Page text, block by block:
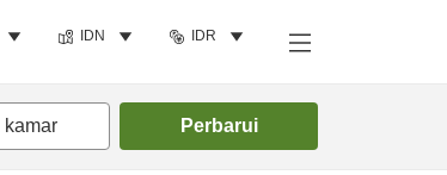
IDN IDR
kamar Perbarui
Cari kamar